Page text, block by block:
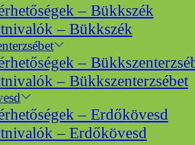
– Bükkszék
– Bükkszék
–
– Bükkszenterzsébet
– Erdőkövesd
– Erdőkövesd